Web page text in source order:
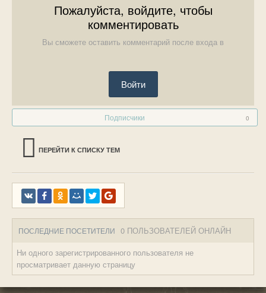
Пожалуйста, войдите, чтобы
комментировать
Вы сможете оставить комментарий после входа в
Войти
Подписчики 0
ПЕРЕЙТИ К СПИСКУ ТЕМ
ПОСЛЕДНИЕ ПОСЕТИТЕЛИ 0 ПОЛЬЗОВАТЕЛЕЙ ОНЛАЙН
Ни одного зарегистрированного пользователя не
просматривает данную страницу